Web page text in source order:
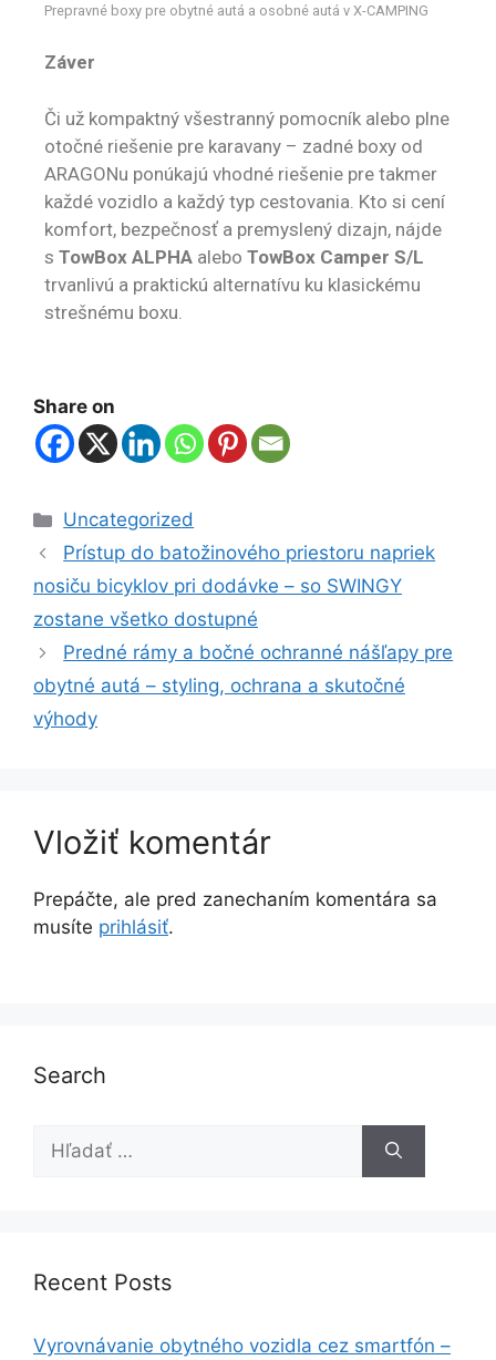
Prepravné boxy pre obytné autá a osobné autá v X-CAMPING
Záver
Či už kompaktný všestranný pomocník alebo plne
otočné riešenie pre karavany – zadné boxy od
ARAGONu ponúkajú vhodné riešenie pre takmer
každé vozidlo a každý typ cestovania. Kto si cení
komfort, bezpečnosť a premyslený dizajn, nájde
s TowBox ALPHA alebo TowBox Camper S/L
trvanlivú a praktickú alternatívu ku klasickému
strešnému boxu.
Share on
Uncategorized
Prístup do batožinového priestoru napriek
nosiču bicyklov pri dodávke – so SWINGY
zostane všetko dostupné
Predné rámy a bočné ochranné nášľapy pre
obytné autá – styling, ochrana a skutočné
výhody
Vložiť komentár
Prepáčte, ale pred zanechaním komentára sa
musíte prihlásiť.
Search
Recent Posts
Vyrovnávanie obytného vozidla cez smartfón –